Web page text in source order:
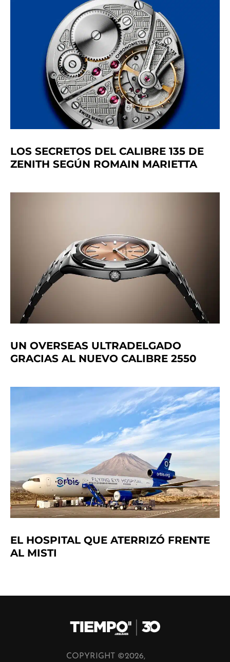
LOS SECRETOS DEL CALIBRE 135 DE
ZENITH SEGÚN ROMAIN MARIETTA
UN OVERSEAS ULTRADELGADO
GRACIAS AL NUEVO CALIBRE 2550
EL HOSPITAL QUE ATERRIZÓ FRENTE
AL MISTI
COPYRIGHT ©2026,